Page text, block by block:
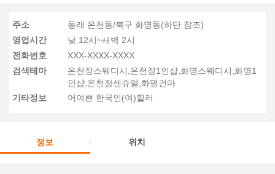
주소
동래 온천동/북구 화명동(하단 참조)
영업시간
낮 12시~새벽 2시
전화번호
XXX-XXXX-XXXX
검색테마
온천장스웨디시,온천장1인샵,화명스웨디시,화명1
인샵,온천장센슈얼,화명건마
기타정보
어여쁜 한국인(여)힐러
정보 위치